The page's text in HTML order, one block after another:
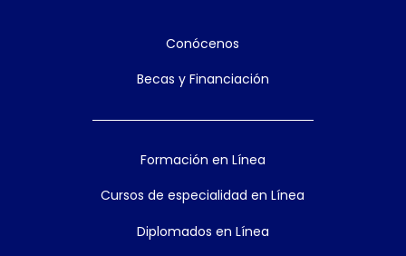
Conócenos
Becas y Financiación
Formación en Línea
Cursos de especialidad en Línea
Diplomados en Línea